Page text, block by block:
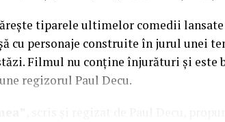
tiparele ultimelor comedii
cu personaje construite în jurul unei
Filmul nu conține înjurături și este
regizorul Paul Decu.